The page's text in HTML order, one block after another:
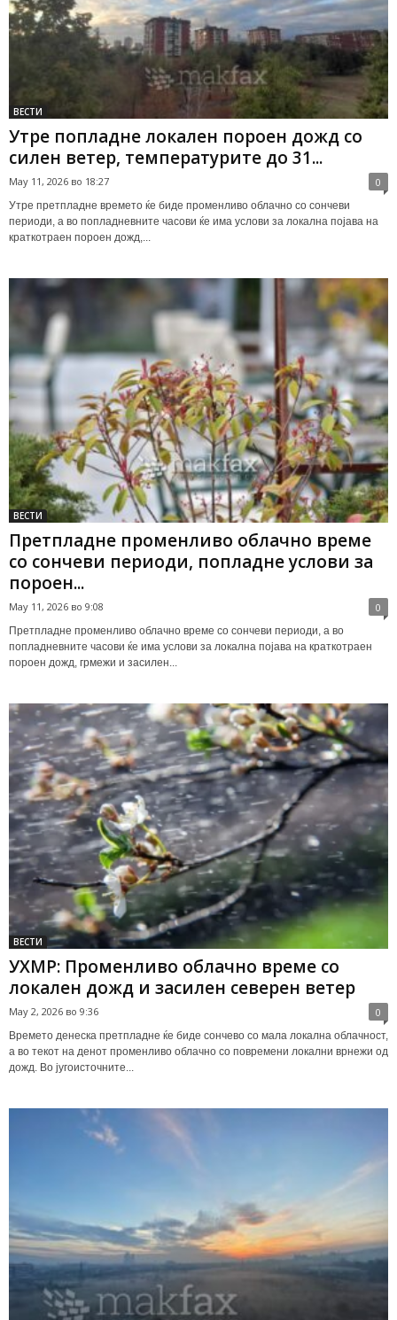
ВЕСТИ
Утре попладне локален пороен дожд со
силен ветер, температурите до 31...
May 11, 2026 во 18:27 0
Утре претпладне времето ќе биде променливо облачно со сончеви
периоди, а во попладневните часови ќе има услови за локална појава на
краткотраен пороен дожд,...
ВЕСТИ
Претпладне променливо облачно време
со сончеви периоди, попладне услови за
пороен...
May 11, 2026 во 9:08 0
Претпладне променливо облачно време со сончеви периоди, а во
попладневните часови ќе има услови за локална појава на краткотраен
пороен дожд, грмежи и засилен...
ВЕСТИ
УХМР: Променливо облачно време со
локален дожд и засилен северен ветер
May 2, 2026 во 9:36 0
Времето денеска претпладне ќе биде сончево со мала локална облачност,
а во текот на денот променливо облачно со повремени локални врнежи од
дожд. Во југоисточните...